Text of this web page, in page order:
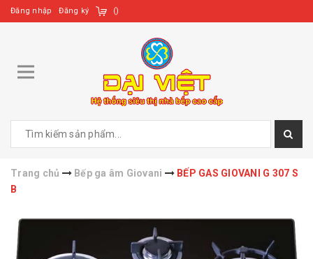
Đăng nhập Đăng ký ()
Trang chủ Bếp ga âm Giovani
BẾP GAS GIOVANI G 307 S
B